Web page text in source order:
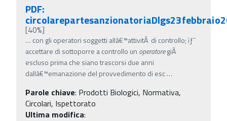
PDF:
[40%]
… con gli operatori soggetti allâ€™attivitÃ di controllo; ïƒ˜
accettare di sottoporre a controllo un operatoregiÃ
escluso prima che siano trascorsi due anni
dallâ€™emanazione del provvedimento di esc…
Parole chiave: Prodotti Biologici, Normativa,
Circolari, Ispettorato
Ultima modifica: